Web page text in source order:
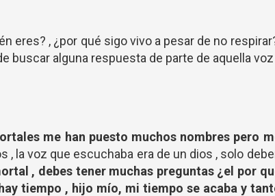
eres? , ¿por qué sigo vivo a pesar de no
buscar alguna respuesta de parte de aquella voz
me han puesto muchos nombres pero
, la voz que escuchaba era de un dios , solo
, debes tener muchas preguntas ¿el por
tiempo , hijo mío, mi tiempo se acaba y